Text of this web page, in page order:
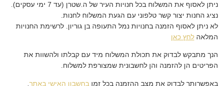
ניתן לאסוף את המשלוח בכל חנויות העיר של ה.שטרן (עד 7 ימי עסקים).
נציג החנות יצור קשר טלפוני עם הגעת המשלוח לחנות.
לא ניתן לאסוף הזמנה בחנויות נמל התעופה בן גוריון. לרשימת החנויות
המלאה לחץ כאן
הנך מתבקש לבדוק את תכולת המשלוח מיד עם קבלתו ולהשוות את
הפריטים הן להזמנה והן לחשבונית שמצורפת למשלוח.
באפשרותך לבדוק את מצב ההזמנה בכל זמן בחשבון האישי באתר